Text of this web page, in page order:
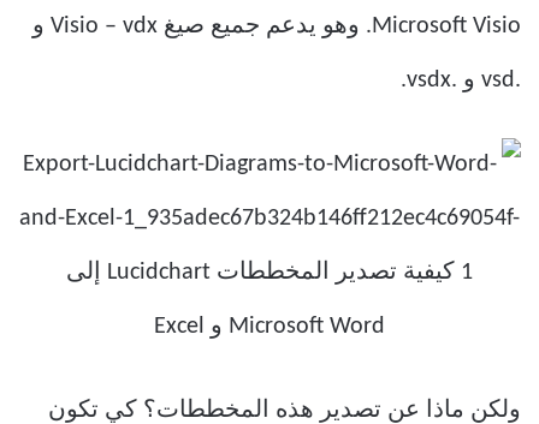
Microsoft Visio. وهو يدعم جميع صيغ Visio – vdx و
.vsd و .vsdx.
ولكن ماذا عن تصدير هذه المخططات؟ كي تكون